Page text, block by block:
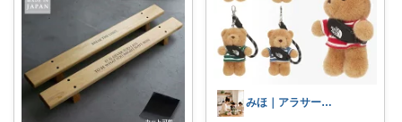
みほ｜アラサー主婦｜共働き｜2児育児中